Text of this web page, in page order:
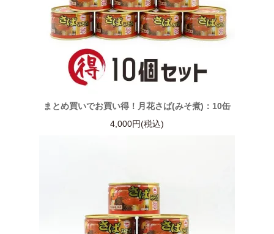
まとめ買いでお買い得！月花さば(みそ煮)：10缶
4,000円(税込)